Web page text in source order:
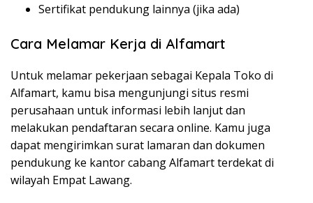
Sertifikat pendukung lainnya (jika ada)
Cara Melamar Kerja di Alfamart
Untuk melamar pekerjaan sebagai Kepala Toko di
Alfamart, kamu bisa mengunjungi situs resmi
perusahaan untuk informasi lebih lanjut dan
melakukan pendaftaran secara online. Kamu juga
dapat mengirimkan surat lamaran dan dokumen
pendukung ke kantor cabang Alfamart terdekat di
wilayah Empat Lawang.